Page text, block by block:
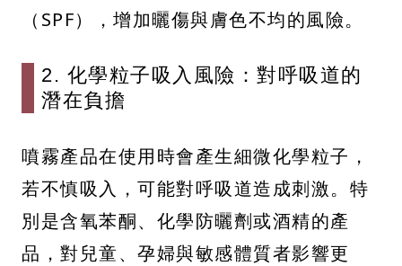
（SPF），增加曬傷與膚色不均的風險。
2. 化學粒子吸入風險：對呼吸道的
潛在負擔
噴霧產品在使用時會產生細微化學粒子，
若不慎吸入，可能對呼吸道造成刺激。特
別是含氧苯酮、化學防曬劑或酒精的產
品，對兒童、孕婦與敏感體質者影響更